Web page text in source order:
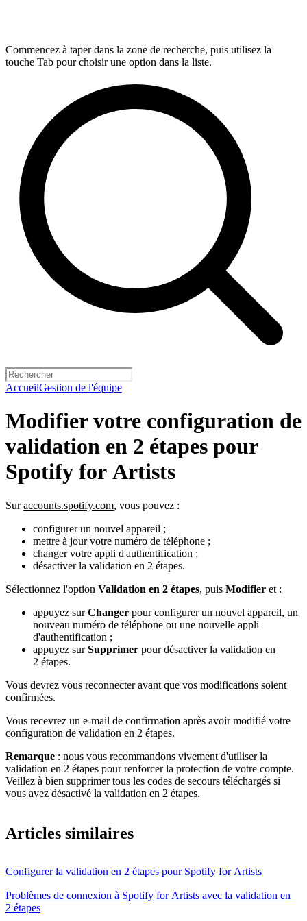
Commencez à taper dans la zone de recherche, puis utilisez la
touche Tab pour choisir une option dans la liste.
AccueilGestion de l'équipe
Modifier votre configuration de
validation en 2 étapes pour
Spotify for Artists
Suraccounts.spotify.com, vous pouvez :
configurer un nouvel appareil ;
mettre à jour votre numéro de téléphone ;
changer votre appli d'authentification ;
désactiver la validation en 2 étapes.
Sélectionnez l'option Validation en 2 étapes, puis Modifier et :
appuyez surChanger pour configurer un nouvel appareil, un
nouveau numéro de téléphone ou une nouvelle appli
d'authentification ;
appuyez surSupprimer pour désactiver la validation en
2 étapes.
Vous devrez vous reconnecter avant que vos modifications soient
confirmées.
Vous recevrez un e-mail de confirmation après avoir modifié votre
configuration de validation en 2 étapes.
Remarque : nous vous recommandons vivement d'utiliser la
validation en 2 étapes pour renforcer la protection de votre compte.
Veillez à bien supprimer tous les codes de secours téléchargés si
vous avez désactivé la validation en 2 étapes.
Articles similaires
Configurer la validation en 2 étapes pour Spotify for Artists
Problèmes de connexion à Spotify for Artists avec la validation en
2 étapes